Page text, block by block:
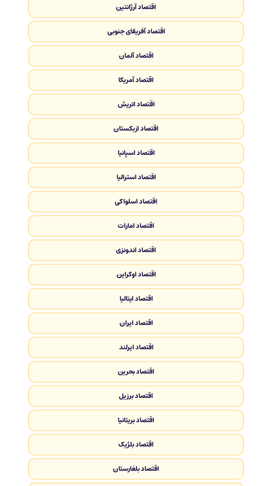
اقتصاد آرژانتین
اقتصاد آفریقای جنوبی
اقتصاد آلمان
اقتصاد آمریکا
اقتصاد اتریش
اقتصاد ازبکستان
اقتصاد اسپانیا
اقتصاد استرالیا
اقتصاد اسلواکی
اقتصاد امارات
اقتصاد اندونزی
اقتصاد اوکراین
اقتصاد ایتالیا
اقتصاد ایران
اقتصاد ایرلند
اقتصاد بحرین
اقتصاد برزیل
اقتصاد بریتانیا
اقتصاد بلژیک
اقتصاد بلغارستان